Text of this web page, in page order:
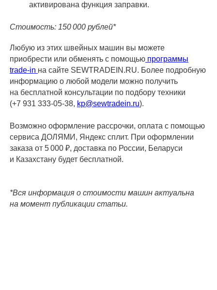
активирована функция заправки.
Стоимость: 150 000 рублей*
Любую из этих швейных машин вы можете
приобрести или обменять с помощью программы
trade-in на сайте SEWTRADEIN.RU. Более подробную
информацию о любой модели можно получить
на бесплатной консультации по подбору техники
(+7 931 333-05-38, kp@sewtradein.ru).
Возможно оформление рассрочки, оплата с помощью
сервиса ДОЛЯМИ, Яндекс сплит. При оформлении
заказа от 5 000 ₽, доставка по России, Беларуси
и Казахстану будет бесплатной.
*Вся информация о стоимости машин актуальна
на момент публикации статьи.